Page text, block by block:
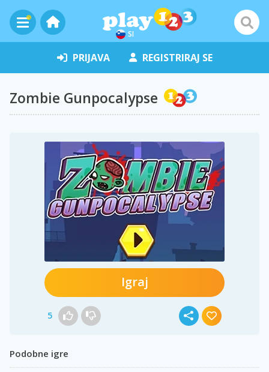
SI
PRIJAVA REGISTRIRAJ SE
Zombie Gunpocalypse
Igraj
5
Podobne igre